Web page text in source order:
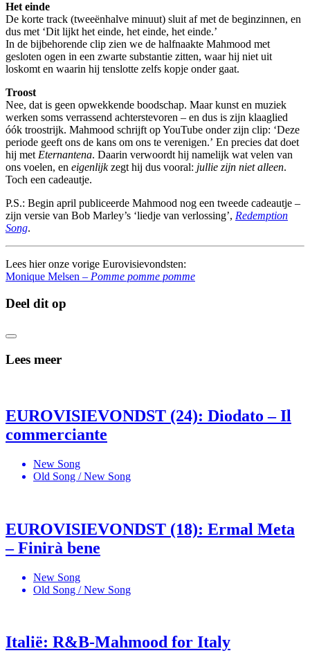
Het einde
De korte track (tweeënhalve minuut) sluit af met de beginzinnen, en
dus met ‘Dit lijkt het einde, het einde, het einde.’
In de bijbehorende clip zien we de halfnaakte Mahmood met
gesloten ogen in een zwarte substantie zitten, waar hij niet uit
loskomt en waarin hij tenslotte zelfs kopje onder gaat.
Troost
Nee, dat is geen opwekkende boodschap. Maar kunst en muziek
werken soms verrassend achterstevoren – en dus is zijn klaaglied
óók troostrijk. Mahmood schrijft op YouTube onder zijn clip: ‘Deze
periode geeft ons de kans om ons te verenigen.’ En precies dat doet
hij met Eternantena. Daarin verwoordt hij namelijk wat velen van
ons voelen, en eigenlijkzegt hij dus vooral: jullie zijn niet alleen.
Toch een cadeautje.
P.S.: Begin april publiceerde Mahmood nog een tweede cadeautje –
zijn versie van Bob Marley’s ‘liedje van verlossing’, Redemption
Song.
Lees hier onze vorige Eurovisievondsten:
Monique Melsen – Pomme pomme pomme
Deel dit op
Lees meer
EUROVISIEVONDST (24): Diodato – Il
commerciante
New Song
Old Song / New Song
EUROVISIEVONDST (18): Ermal Meta
– Finirà bene
New Song
Old Song / New Song
Italië: R&B-Mahmood for Italy